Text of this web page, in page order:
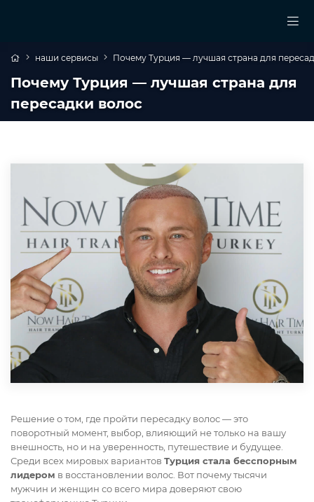
наши сервисы Почему Турция — лучшая страна для
Почему Турция — лучшая страна для
пересадки волос
Решение о том, где пройти пересадку волос — это
поворотный момент, выбор, влияющий не только на вашу
внешность, но и на уверенность, путешествие и будущее.
Среди всех мировых вариантов Турция стала бесспорным
лидером в восстановлении волос. Вот почему тысячи
мужчин и женщин со всего мира доверяют свою